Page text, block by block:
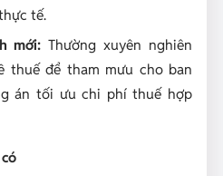
tế.
mới: Thường xuyên nghiên
thuế để tham mưu cho ban
án tối ưu chi phí thuế hợp